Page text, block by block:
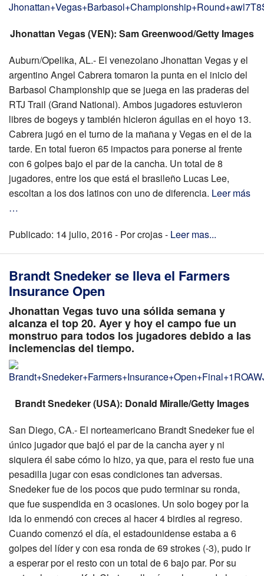
Jhonattan Vegas (VEN): Sam Greenwood/Getty Images
Auburn/Opelika, AL.- El venezolano Jhonattan Vegas y el
argentino Angel Cabrera tomaron la punta en el inicio del
Barbasol Championship que se juega en las praderas del
RTJ Trail (Grand National). Ambos jugadores estuvieron
libres de bogeys y también hicieron águilas en el hoyo 13.
Cabrera jugó en el turno de la mañana y Vegas en el de la
tarde. En total fueron 65 impactos para ponerse al frente
con 6 golpes bajo el par de la cancha. Un total de 8
jugadores, entre los que está el brasileño Lucas Lee,
escoltan a los dos latinos con uno de diferencia. Leer más
…
Publicado: 14 julio, 2016 - Por crojas - Leer mas...
Brandt Snedeker se lleva el Farmers
Insurance Open
Jhonattan Vegas tuvo una sólida semana y
alcanza el top 20. Ayer y hoy el campo fue un
monstruo para todos los jugadores debido a las
inclemencias del tiempo.
Brandt Snedeker (USA): Donald Miralle/Getty Images
San Diego, CA.- El norteamericano Brandt Snedeker fue el
único jugador que bajó el par de la cancha ayer y ni
siquiera él sabe cómo lo hizo, ya que, para el resto fue una
pesadilla jugar con esas condiciones tan adversas.
Snedeker fue de los pocos que pudo terminar su ronda,
que fue suspendida en 3 ocasiones. Un solo bogey por la
ida lo enmendó con creces al hacer 4 birdies al regreso.
Cuando comenzó el día, el estadounidense estaba a 6
golpes del líder y con esa ronda de 69 strokes (-3), pudo ir
a esperar por el resto con un total de 6 bajo par. Por su